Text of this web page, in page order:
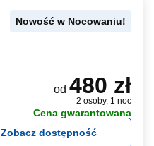
Nowość w Nocowaniu!
od 480 zł
2 osoby, 1 noc
Cena gwarantowana
Zobacz dostępność